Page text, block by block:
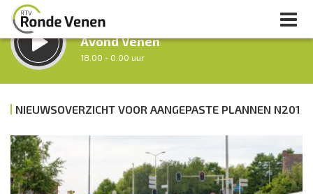
LUISTER LIVE:
Avond Venen
18.00 - 0.00 uur
Nacht van De Ronde Venen
Vorig uur
Inklappen
NIEUWSOVERZICHT VOOR AANGEPASTE PLANNEN N201